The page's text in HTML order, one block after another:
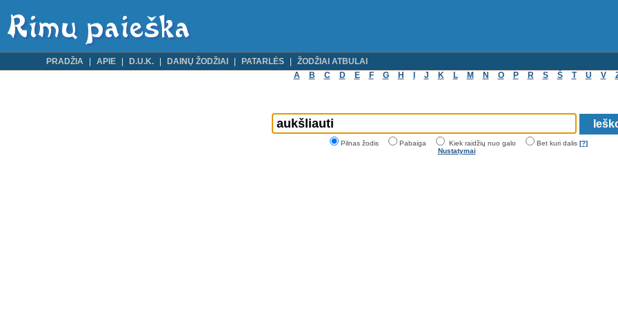
PRADŽIA APIE D.U.K. DAINŲ ŽODŽIAI PATARLĖS
ŽODŽIAI ATBULAI
A
B C D E F G H J K L M N O P R S Š T U V
Pilnas žodis Pabaiga Kiek raidžių nuo galo Bet kuri dalis [?]
Nustatymai